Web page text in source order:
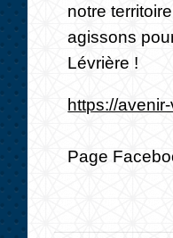
notre
agissons
Lévrière !
https://
Page